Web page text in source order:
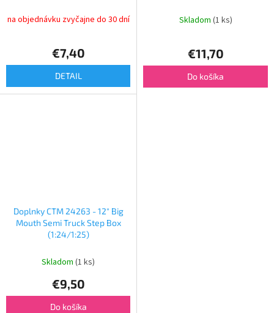
na objednávku zvyčajne do 30 dní
€7,40
DETAIL
Skladom (1 ks)
€11,70
Do košíka
Doplnky CTM 24263 - 12" Big
Mouth Semi Truck Step Box
(1:24/1:25)
Skladom (1 ks)
€9,50
Do košíka